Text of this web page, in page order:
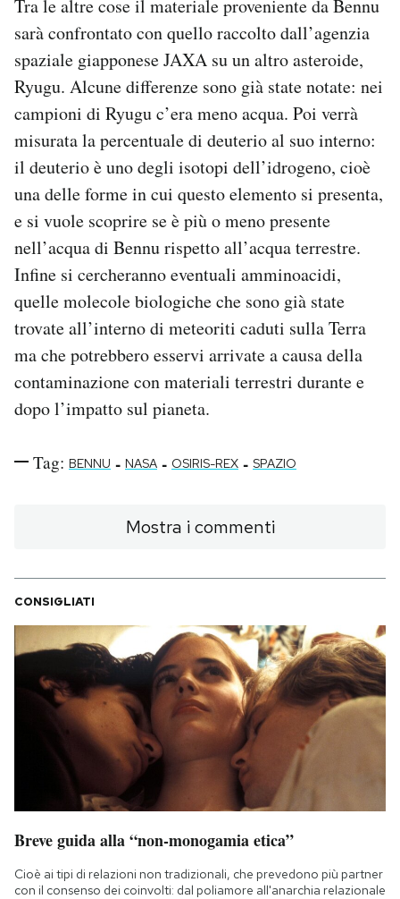
Tra le altre cose il materiale proveniente da Bennu
sarà confrontato con quello raccolto dall’agenzia
spaziale giapponese JAXA su un altro asteroide,
Ryugu. Alcune differenze sono già state notate: nei
campioni di Ryugu c’era meno acqua. Poi verrà
misurata la percentuale di deuterio al suo interno:
il deuterio è uno degli isotopi dell’idrogeno, cioè
una delle forme in cui questo elemento si presenta,
e si vuole scoprire se è più o meno presente
nell’acqua di Bennu rispetto all’acqua terrestre.
Infine si cercheranno eventuali amminoacidi,
quelle molecole biologiche che sono già state
trovate all’interno di meteoriti caduti sulla Terra
ma che potrebbero esservi arrivate a causa della
contaminazione con materiali terrestri durante e
dopo l’impatto sul pianeta.
Tag: BENNU - NASA - OSIRIS-REX - SPAZIO
Mostra i commenti
CONSIGLIATI
Breve guida alla “non-monogamia etica”
Cioè ai tipi di relazioni non tradizionali, che prevedono più partner
con il consenso dei coinvolti: dal poliamore all'anarchia relazionale